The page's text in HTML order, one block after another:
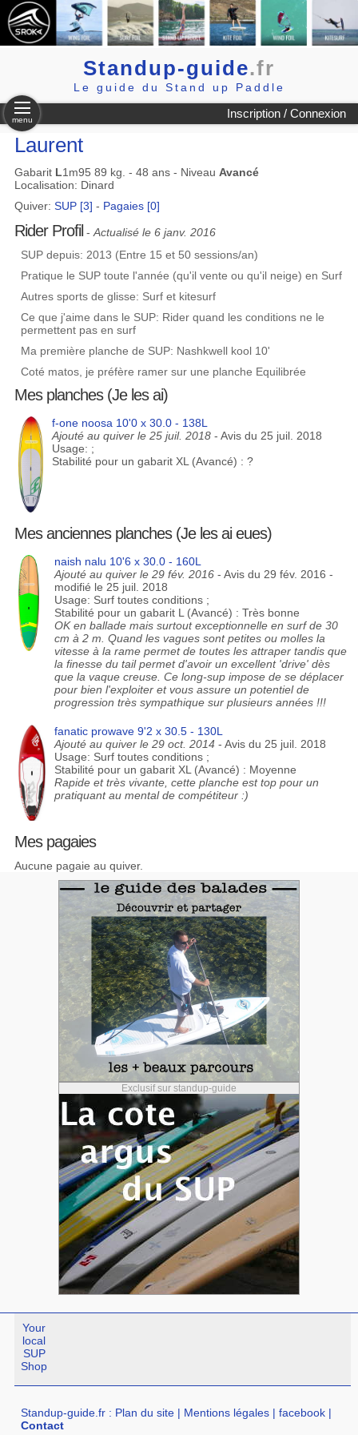
Standup-guide.fr
Le guide du Stand up Paddle
Inscription / Connexion
menu
Laurent
Gabarit L1m95 89 kg. - 48 ans - Niveau Avancé
Localisation: Dinard
Quiver: SUP [3] - Pagaies [0]
Rider Profil - Actualisé le 6 janv. 2016
SUP depuis: 2013 (Entre 15 et 50 sessions/an)
Pratique le SUP toute l'année (qu'il vente ou qu'il neige) en Surf
Autres sports de glisse: Surf et kitesurf
Ce que j'aime dans le SUP: Rider quand les conditions ne le
permettent pas en surf
Ma première planche de SUP: Nashkwell kool 10'
Coté matos, je préfère ramer sur une planche Equilibrée
Mes planches (Je les ai)
f-one noosa 10'0 x 30.0 - 138L
Ajouté au quiver le 25 juil. 2018 - Avis du 25 juil. 2018
Usage: ;
Stabilité pour un gabarit XL (Avancé) : ?
Mes anciennes planches (Je les ai eues)
naish nalu 10'6 x 30.0 - 160L
Ajouté au quiver le 29 fév. 2016 - Avis du 29 fév. 2016 -
modifié le 25 juil. 2018
Usage: Surf toutes conditions ;
Stabilité pour un gabarit L (Avancé) : Très bonne
OK en ballade mais surtout exceptionnelle en surf de 30
cm à 2 m. Quand les vagues sont petites ou molles la
vitesse à la rame permet de toutes les attraper tandis que
la finesse du tail permet d'avoir un excellent 'drive' dès
que la vaque creuse. Ce long-sup impose de se déplacer
pour bien l'exploiter et vous assure un potentiel de
progression très sympathique sur plusieurs années !!!
fanatic prowave 9'2 x 30.5 - 130L
Ajouté au quiver le 29 oct. 2014 - Avis du 25 juil. 2018
Usage: Surf toutes conditions ;
Stabilité pour un gabarit XL (Avancé) : Moyenne
Rapide et très vivante, cette planche est top pour un
pratiquant au mental de compétiteur :)
Mes pagaies
Aucune pagaie au quiver.
Exclusif sur standup-guide
Your
local
SUP
Shop
Standup-guide.fr : Plan du site | Mentions légales |facebook |
Contact